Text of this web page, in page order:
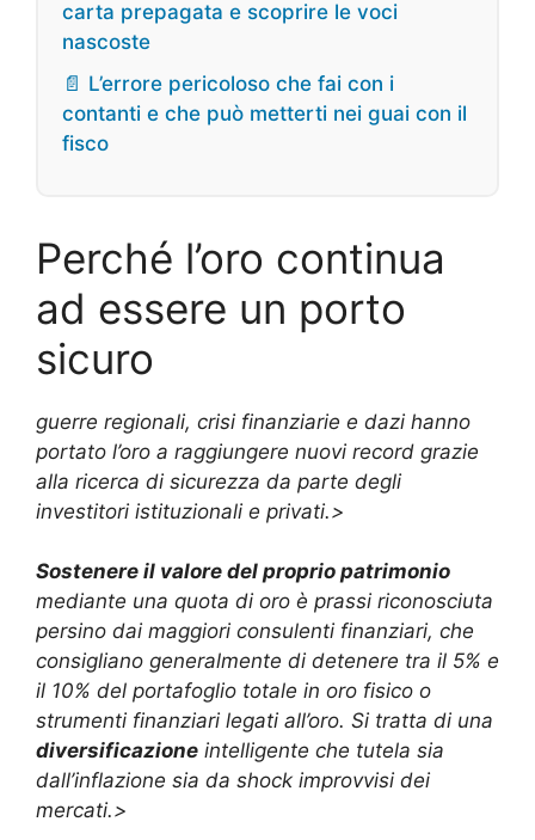
carta prepagata e scoprire le voci
nascoste
📄 L’errore pericoloso che fai con i
contanti e che può metterti nei guai con il
fisco
Perché l’oro continua
ad essere un porto
sicuro
guerre regionali, crisi finanziarie e dazi hanno
portato l’oro a raggiungere nuovi record grazie
alla ricerca di sicurezza da parte degli
investitori istituzionali e privati.>
Sostenere il valore del proprio patrimonio
mediante una quota di oro è prassi riconosciuta
persino dai maggiori consulenti finanziari, che
consigliano generalmente di detenere tra il 5% e
il 10% del portafoglio totale in oro fisico o
strumenti finanziari legati all’oro. Si tratta di una
diversificazione intelligente che tutela sia
dall’inflazione sia da shock improvvisi dei
mercati.>